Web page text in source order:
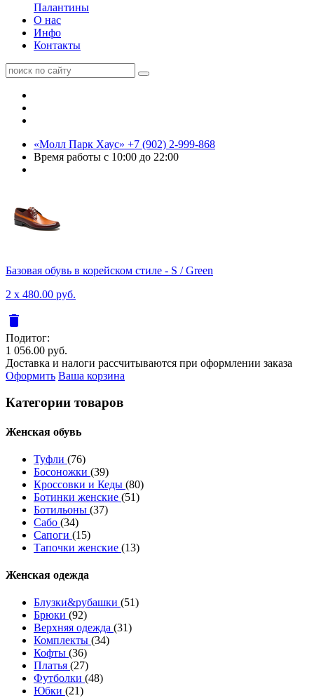
Палантины
О нас
Инфо
Контакты
«Молл Парк Хаус» +7 (902) 2-999-868
Время работы с 10:00 до 22:00
Базовая обувь в корейском стиле - S / Green
2 x 480.00 руб.
delete
Подитог:
1 056.00 руб.
Доставка и налоги рассчитываются при оформлении заказа
Оформить Ваша корзина
Категории товаров
Женcкая обувь
Туфли (76)
Босоножки (39)
Кроссовки и Кеды (80)
Ботинки женские (51)
Ботильоны (37)
Сабо (34)
Сапоги (15)
Тапочки женские (13)
Женская одежда
Блузки&рубашки (51)
Брюки (92)
Верхняя одежда (31)
Комплекты (34)
Кофты (36)
Платья (27)
Футболки (48)
Юбки (21)